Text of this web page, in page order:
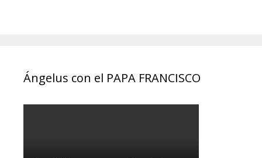
Ángelus con el PAPA FRANCISCO